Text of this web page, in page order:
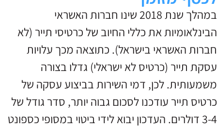
במהלך שנת 2018 שינו חברות האשראי
הבינלאומיות את כללי החיוב של כרטיסי תייר (לא
חברות האשראי בישראל). כתוצאה מכך עלויות
עסקת תייר (כרטיס לא ישראלי) גדלו בצורה
משמעותית. לכן, דמי השירות בביצוע עסקה של
כרטיס תייר עודכנו לסכום גבוה יותר, סדר גודל של
3-4 דולרים. העדכון יבוא לידי ביטוי במסופי כספונט